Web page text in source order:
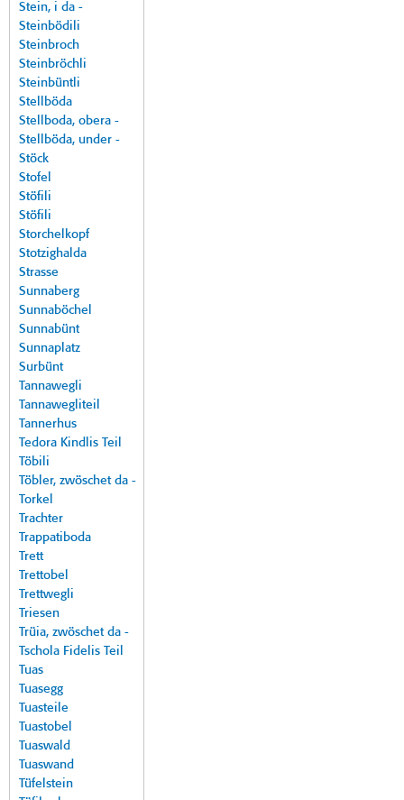
Stein, i da -
Steinbödili
Steinbroch
Steinbröchli
Steinbüntli
Stellböda
Stellboda, obera -
Stellböda, under -
Stöck
Stofel
Stöfili
Stöfili
Storchelkopf
Stotzighalda
Strasse
Sunnaberg
Sunnaböchel
Sunnabünt
Sunnaplatz
Surbünt
Tannawegli
Tannawegliteil
Tannerhus
Tedora Kindlis Teil
Töbili
Töbler, zwöschet da -
Torkel
Trachter
Trappatiboda
Trett
Trettobel
Trettwegli
Triesen
Trüia, zwöschet da -
Tschola Fidelis Teil
Tuas
Tuasegg
Tuasteile
Tuastobel
Tuaswald
Tuaswand
Tüfelstein